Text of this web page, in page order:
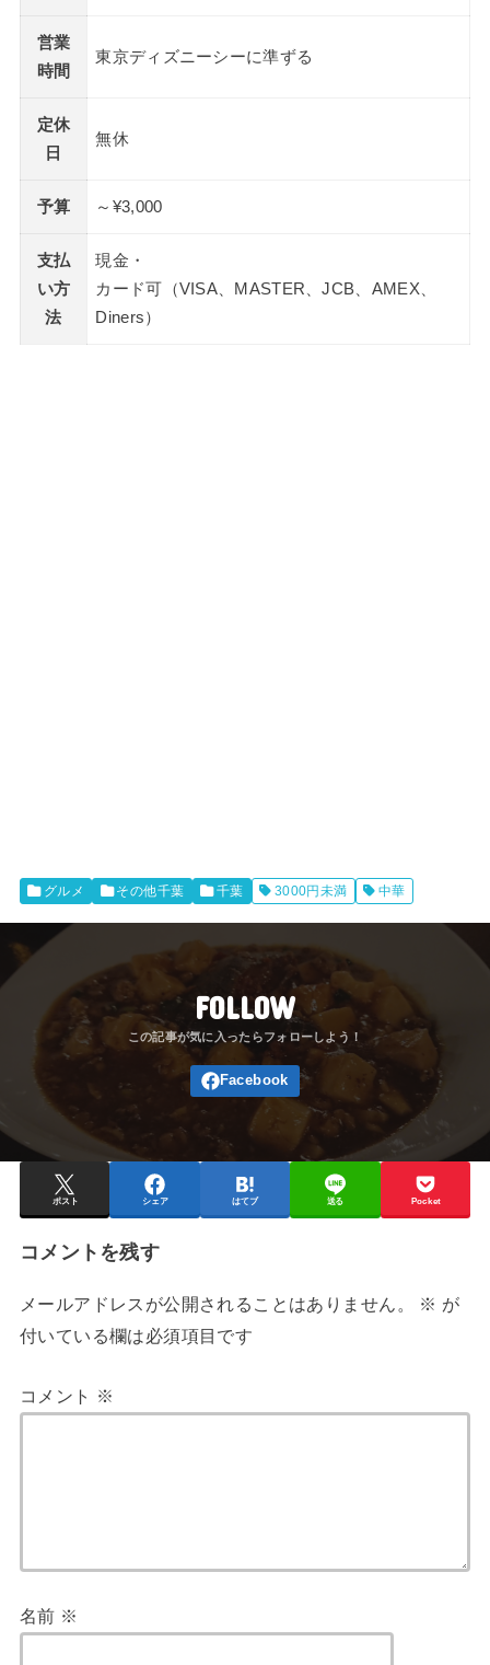
営業
時間
東京ディズニーシーに準ずる
定休
日
無休
予算 ～¥3,000
支払
い方
法
現金・
カード可（VISA、MASTER、JCB、AMEX、
Diners）
グルメ その他千葉 千葉 3000円未満 中華
FOLLOW
ポスト シェア はてブ 送る Pocket
コメントを残す
メールアドレスが公開されることはありません。 ※ が
付いている欄は必須項目です
コメント ※
名前 ※